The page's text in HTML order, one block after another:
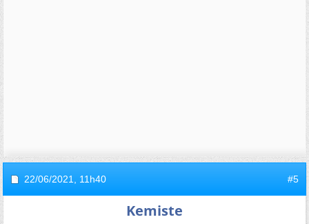
22/06/2021, 11h40 #5
Kemiste